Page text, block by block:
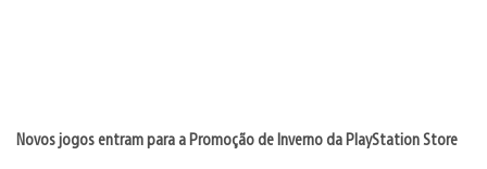
Novos jogos entram para a Promoção de Inverno da PlayStation Store